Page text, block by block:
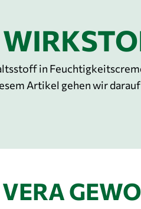
in
Artikel gehen wir